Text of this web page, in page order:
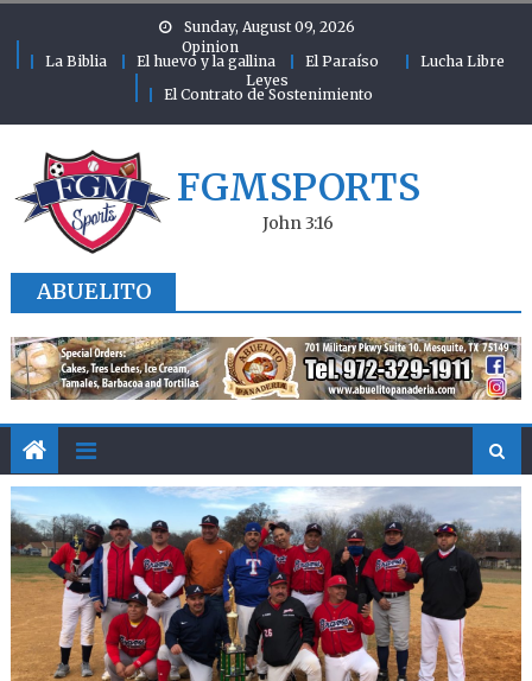
Sunday, August 09, 2026
Opinion
La Biblia
El huevo y la gallina El Paraíso
Lucha Libre
Leyes
El Contrato de Sostenimiento
FGMSPORTS
John 3:16
ABUELITO